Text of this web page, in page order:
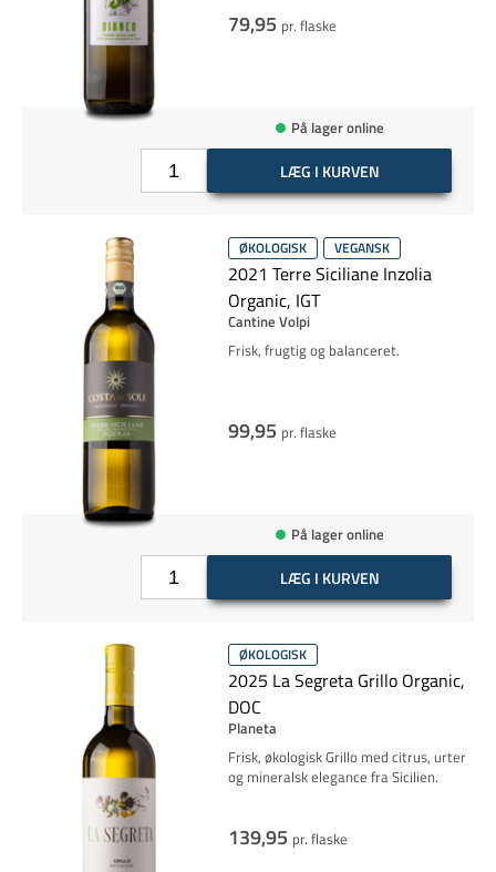
79,95 pr. flaske
På lager online
LÆG I KURVEN
ØKOLOGISK VEGANSK
2021 Terre Siciliane Inzolia
Organic, IGT
Cantine Volpi
Frisk, frugtig og balanceret.
99,95 pr. flaske
På lager online
LÆG I KURVEN
ØKOLOGISK
2025 La Segreta Grillo Organic,
DOC
Planeta
Frisk, økologisk Grillo med citrus, urter
og mineralsk elegance fra Sicilien.
139,95 pr. flaske